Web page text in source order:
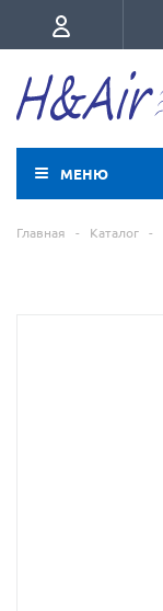
МЕНЮ
Главная - Каталог -